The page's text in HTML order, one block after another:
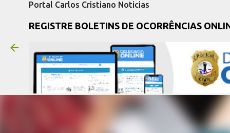
Portal Carlos Cristiano Noticias
REGISTRE BOLETINS DE OCORRÊNCIAS